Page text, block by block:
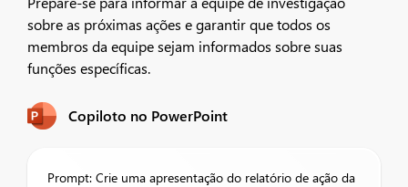
sobre as próximas ações e garantir que todos os
membros da equipe sejam informados sobre suas
funções específicas.
Copiloto no PowerPoint
Prompt: Crie uma apresentação do relatório de ação da